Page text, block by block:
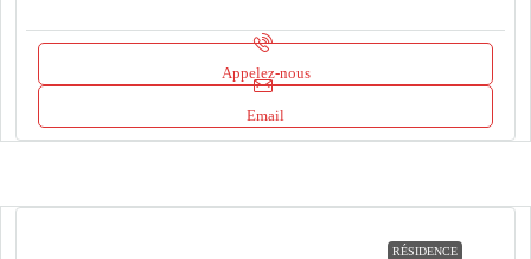
Appelez-nous
Email
RÉSIDENCE